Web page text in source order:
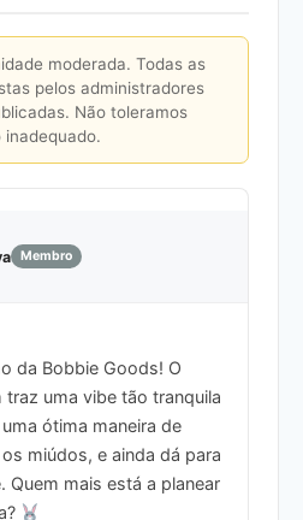
moderada. Todas as
pelos administradores
Não toleramos
Membro
da Bobbie Goods! O
uma vibe tão tranquila
ótima maneira de
miúdos, e ainda dá para
Quem mais está a planear